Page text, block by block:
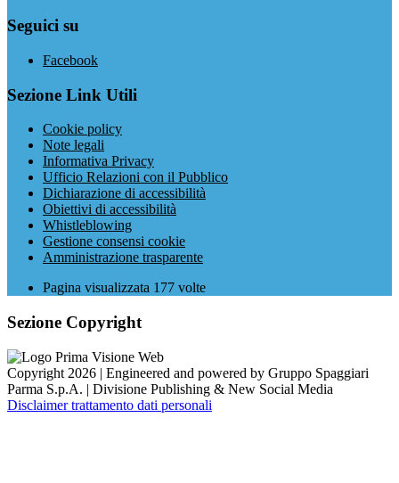
Seguici su
Facebook
Sezione Link Utili
Cookie policy
Note legali
Informativa Privacy
Ufficio Relazioni con il Pubblico
Dichiarazione di accessibilità
Obiettivi di accessibilità
Whistleblowing
Gestione consensi cookie
Amministrazione trasparente
Pagina visualizzata 177 volte
Sezione Copyright
Copyright 2026 | Engineered and powered by Gruppo Spaggiari
Parma S.p.A. | Divisione Publishing & New Social Media
Disclaimer trattamento dati personali